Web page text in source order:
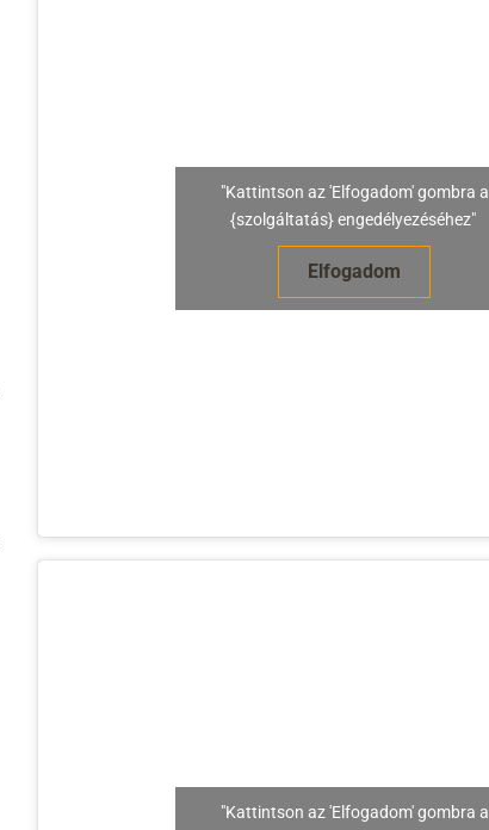
"Kattintson az 'Elfogadom' gombra a
{szolgáltatás} engedélyezéséhez"
Elfogadom
"Kattintson az 'Elfogadom' gombra a